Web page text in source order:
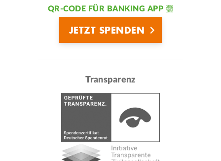
QR-CODE FÜR BANKING APP
JETZT SPENDEN
Transparenz